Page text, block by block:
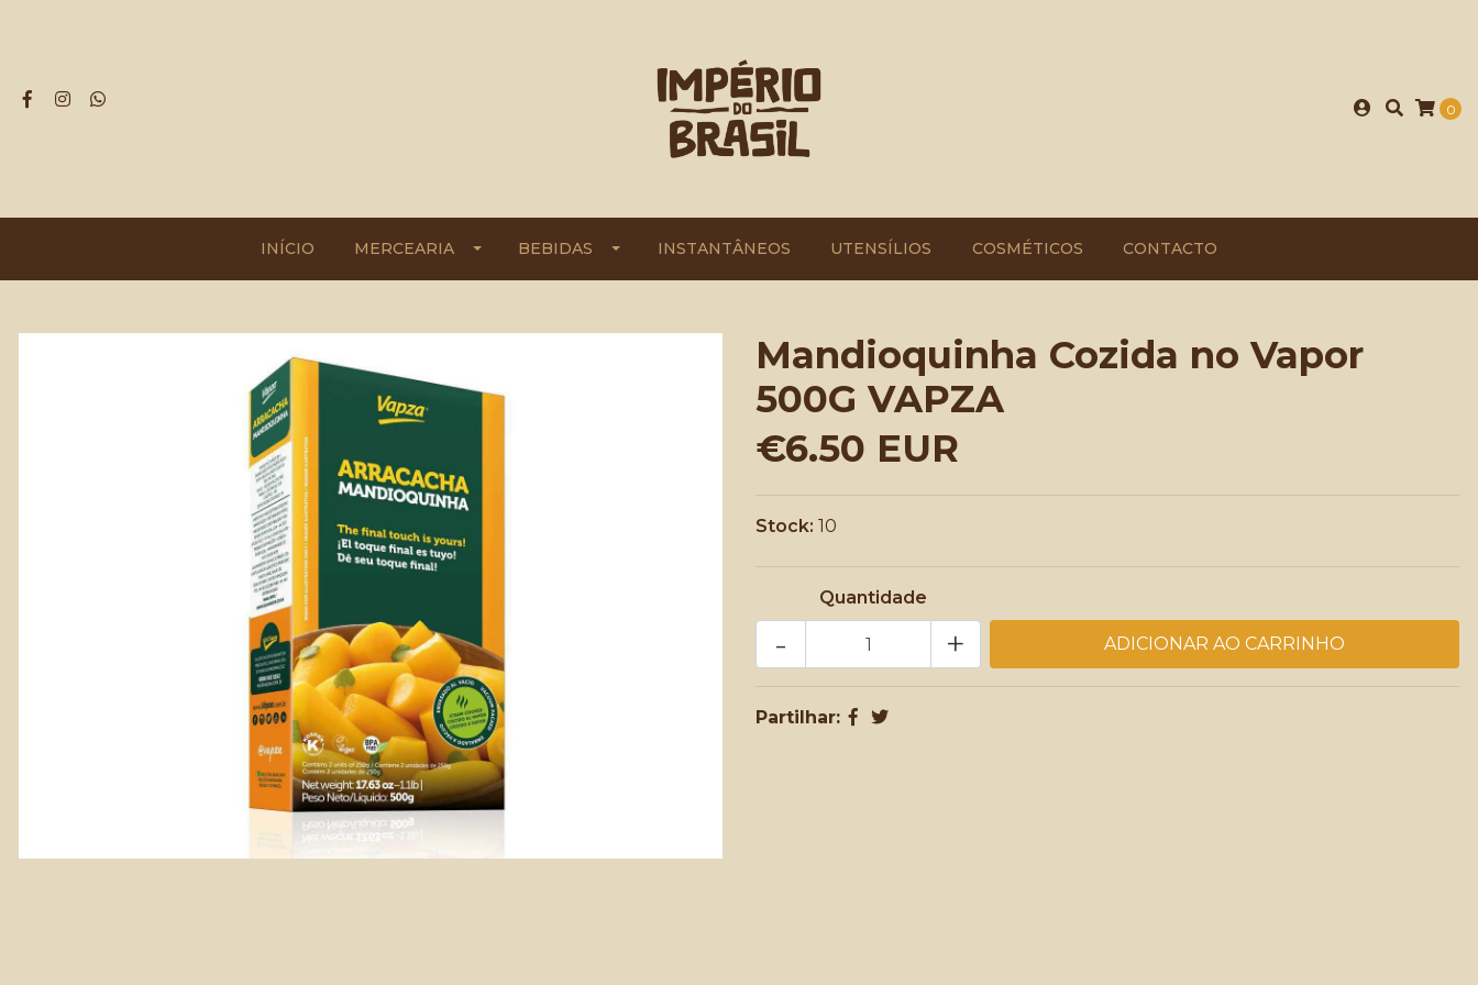
0
INÍCIO MERCEARIA BEBIDAS INSTANTÂNEOS UTENSÍLIOS COSMÉTICOS CONTACTO
Mandioquinha Cozida no Vapor
500G VAPZA
€6.50 EUR
Stock: 10
Quantidade
+
-
Partilhar: